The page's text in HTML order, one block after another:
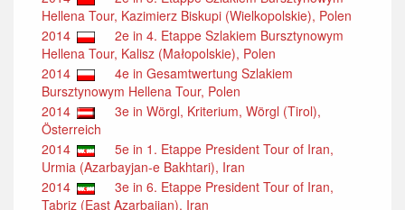
Hellena Tour, Kazimierz Biskupi (Wielkopolskie), Polen
2014
2e in 4. Etappe Szlakiem Bursztynowym
Hellena Tour, Kalisz (Małopolskie), Polen
2014
4e in Gesamtwertung Szlakiem
Bursztynowym Hellena Tour, Polen
2014
3e in Wörgl, Kriterium, Wörgl (Tirol),
Österreich
2014
5e in 1. Etappe President Tour of Iran,
Urmia (Azarbayjan-e Bakhtari), Iran
2014
3e in 6. Etappe President Tour of Iran,
Tabriz (East Azarbaijan), Iran